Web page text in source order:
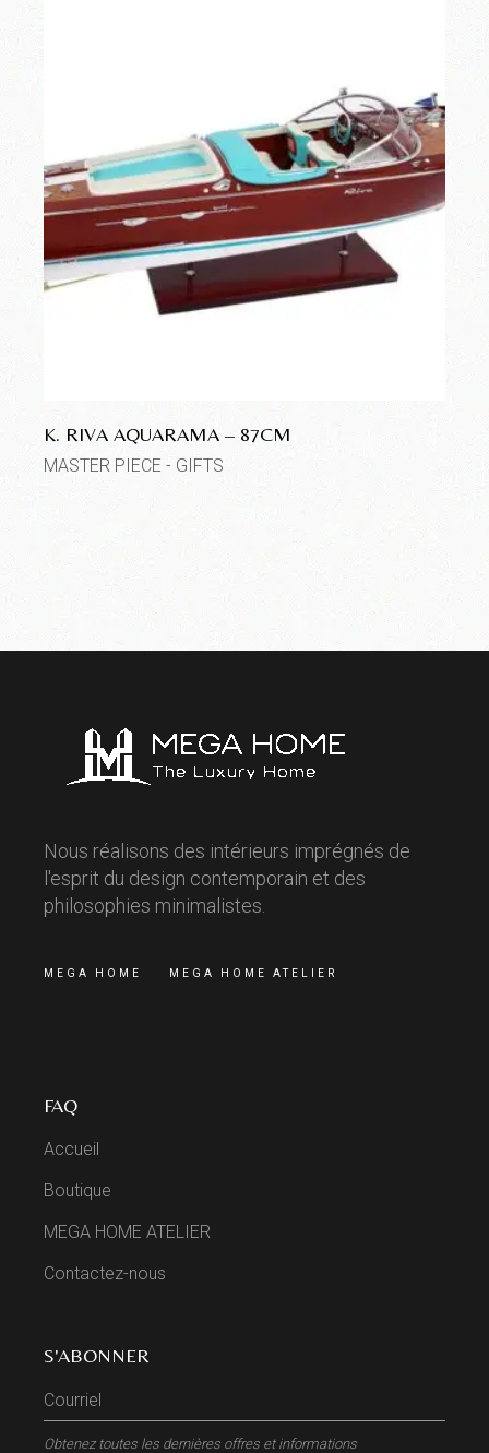
K. RIVA AQUARAMA – 87CM
MASTER PIECE - GIFTS
Nous réalisons des intérieurs imprégnés de
l'esprit du design contemporain et des
philosophies minimalistes.
MEGA HOME MEGA HOME ATELIER
FAQ
Accueil
Boutique
MEGA HOME ATELIER
Contactez-nous
S'ABONNER
Obtenez toutes les dernières offres et informations